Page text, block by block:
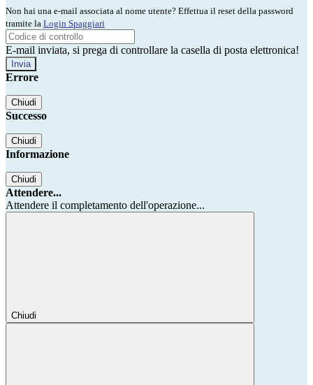
Non hai una e-mail associata al nome utente? Effettua il reset della password
tramite la Login Spaggiari
E-mail inviata, si prega di controllare la casella di posta elettronica!
Errore
Chiudi
Successo
Chiudi
Informazione
Chiudi
Attendere...
Attendere il completamento dell'operazione...
Chiudi